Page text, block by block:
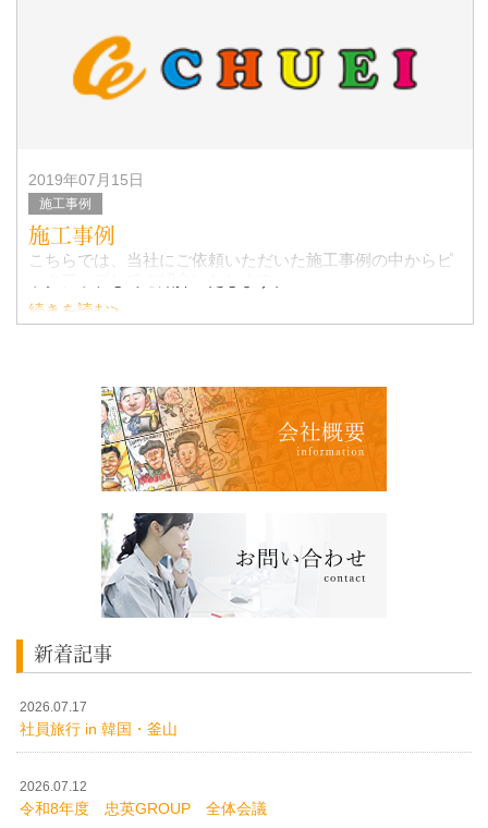
伏見区の土木工事、舗装工事は株式会社忠英建設にご連絡
ください。
2019年07月15日
施工事例
施工事例
こちらでは、当社にご依頼いただいた施工事例の中からピ
続きを読む>
新着記事
2026.07.17
社員旅行 in 韓国・釜山
2026.07.12
令和8年度 忠英GROUP 全体会議